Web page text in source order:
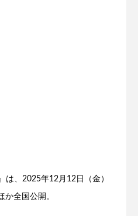
は、2025年12月12日（金）
か全国公開。